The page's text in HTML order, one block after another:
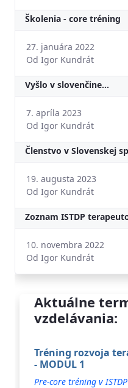
Aktuálne
vzdelávania:
Tréning rozvoja
- MODUL 1
Pre-core tréning v ISTDP
Školenia - core tréning
27. januára 2022
Od Igor Kundrát
Vyšlo v slovenčine...
7. apríla 2023
Od Igor Kundrát
Členstvo v Slovenskej
19. augusta 2023
Od Igor Kundrát
Zoznam ISTDP
10. novembra 2022
Od Igor Kundrát